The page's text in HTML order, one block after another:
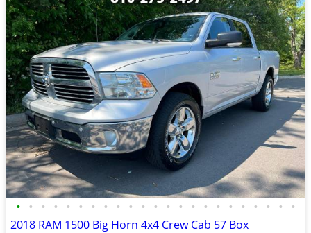
• • • • • • • • • • • • • • • • • • • • • • •
2018 RAM 1500 Big Horn 4x4 Crew Cab 57 Box